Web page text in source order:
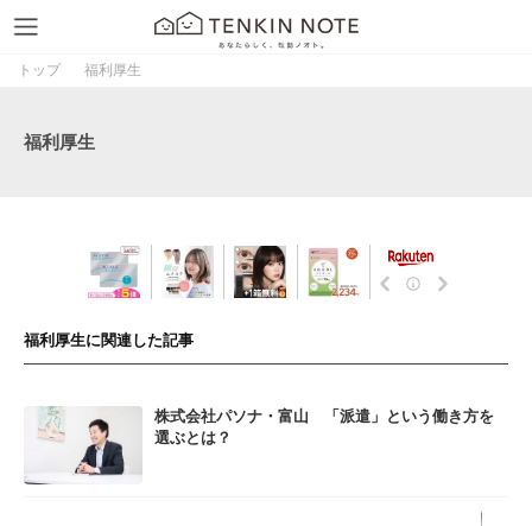
トップ 福利厚生
福利厚生
福利厚生に関連した記事
株式会社パソナ・富山 「派遣」という働き方を
選ぶとは？